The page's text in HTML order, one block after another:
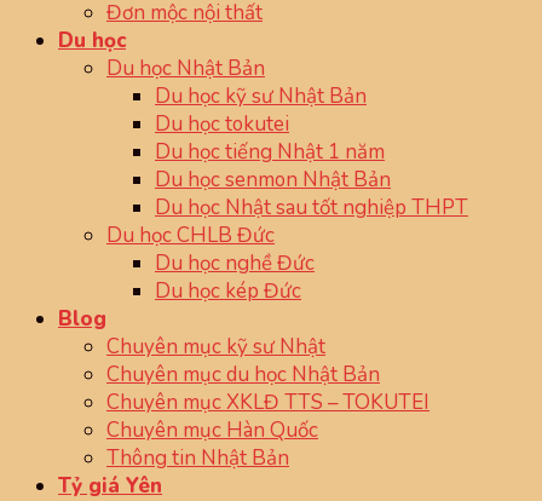
Đơn mộc nội thất
Du học
Du học Nhật Bản
Du học kỹ sư Nhật Bản
Du học tokutei
Du học tiếng Nhật 1 năm
Du học senmon Nhật Bản
Du học Nhật sau tốt nghiệp THPT
Du học CHLB Đức
Du học nghề Đức
Du học kép Đức
Blog
Chuyên mục kỹ sư Nhật
Chuyên mục du học Nhật Bản
Chuyên mục XKLĐ TTS – TOKUTEI
Chuyên mục Hàn Quốc
Thông tin Nhật Bản
Tỷ giá Yên